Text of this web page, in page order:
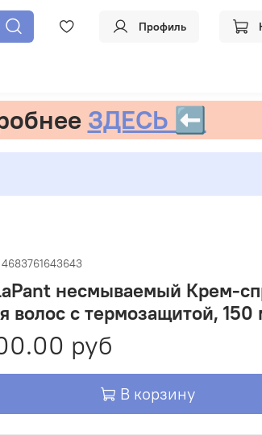
Профиль
ЗДЕСЬ ⬅️
4683761643643
несмываемый Крем-
волос с термозащитой, 150
руб
В корзину